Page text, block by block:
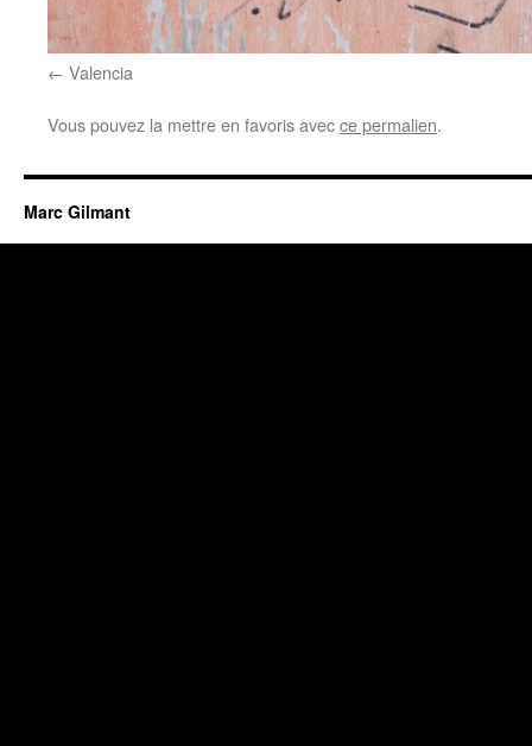
Valencia
Vous pouvez la mettre en favoris avecce permalien.
Marc Gilmant